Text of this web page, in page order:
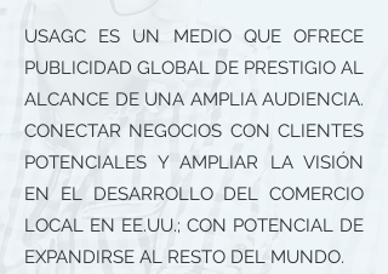
USAGC ES UN MEDIO QUE OFRECE
PUBLICIDAD GLOBAL DE PRESTIGIO AL
ALCANCE DE UNA AMPLIA AUDIENCIA.
CONECTAR NEGOCIOS CON CLIENTES
POTENCIALES Y AMPLIAR LA VISIÓN
EN EL DESARROLLO DEL COMERCIO
LOCAL EN EE.UU.; CON POTENCIAL DE
EXPANDIRSE AL RESTO DEL MUNDO.